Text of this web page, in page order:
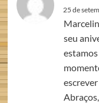
25 de
seu